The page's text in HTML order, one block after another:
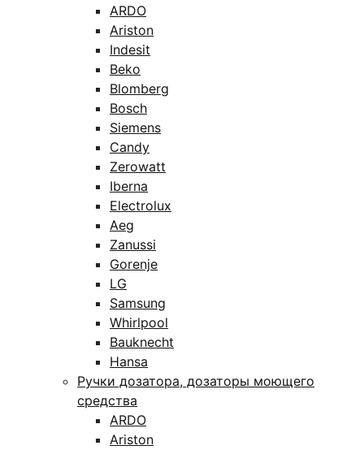
ARDO
Ariston
Indesit
Beko
Blomberg
Bosch
Siemens
Candy
Zerowatt
Iberna
Electrolux
Aeg
Zanussi
Gorenje
LG
Samsung
Whirlpool
Bauknecht
Hansa
Ручки дозатора, дозаторы моющего
средства
ARDO
Ariston